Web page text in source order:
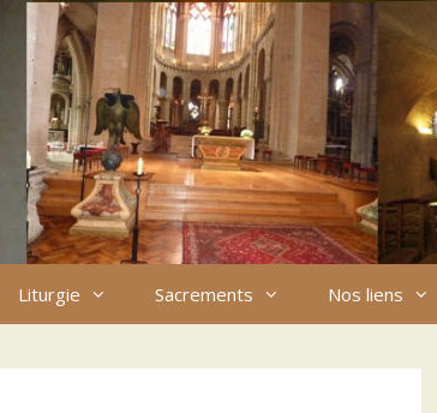
Liturgie Sacrements
Nos liens